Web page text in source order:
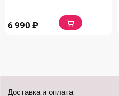
6 990 ₽
Доставка и оплата